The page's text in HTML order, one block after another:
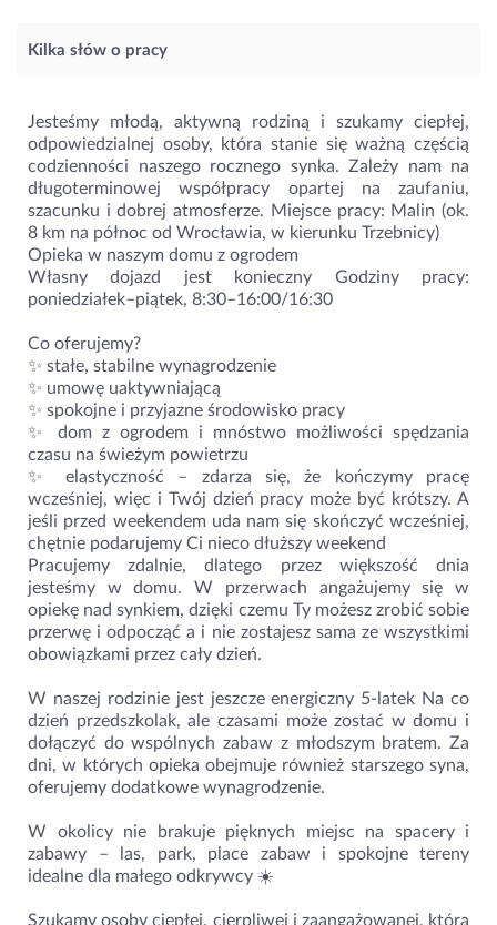
Kilka słów o pracy
Jesteśmy młodą, aktywną rodziną i szukamy ciepłej,
odpowiedzialnej osoby, która stanie się ważną częścią
codzienności naszego rocznego synka. Zależy nam na
długoterminowej współpracy opartej na zaufaniu,
szacunku i dobrej atmosferze. Miejsce pracy: Malin (ok.
8 km na północ od Wrocławia, w kierunku Trzebnicy)
Opieka w naszym domu z ogrodem
Własny dojazd jest konieczny Godziny pracy:
poniedziałek–piątek, 8:30–16:00/16:30
Co oferujemy?
✨ stałe, stabilne wynagrodzenie
✨ umowę uaktywniającą
✨ spokojne i przyjazne środowisko pracy
✨ dom z ogrodem i mnóstwo możliwości spędzania
czasu na świeżym powietrzu
✨ elastyczność – zdarza się, że kończymy pracę
wcześniej, więc i Twój dzień pracy może być krótszy. A
jeśli przed weekendem uda nam się skończyć wcześniej,
chętnie podarujemy Ci nieco dłuższy weekend
Pracujemy zdalnie, dlatego przez większość dnia
jesteśmy w domu. W przerwach angażujemy się w
opiekę nad synkiem, dzięki czemu Ty możesz zrobić sobie
przerwę i odpocząć a i nie zostajesz sama ze wszystkimi
obowiązkami przez cały dzień.
W naszej rodzinie jest jeszcze energiczny 5-latek Na co
dzień przedszkolak, ale czasami może zostać w domu i
dołączyć do wspólnych zabaw z młodszym bratem. Za
dni, w których opieka obejmuje również starszego syna,
oferujemy dodatkowe wynagrodzenie.
W okolicy nie brakuje pięknych miejsc na spacery i
zabawy – las, park, place zabaw i spokojne tereny
idealne dla małego odkrywcy ☀️
Szukamy osoby ciepłej, cierpliwej i zaangażowanej, która